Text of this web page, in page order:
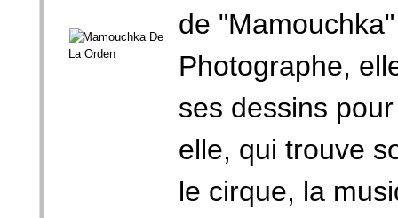
de
Photographe,
ses dessins
elle, qui trouve
le cirque, la